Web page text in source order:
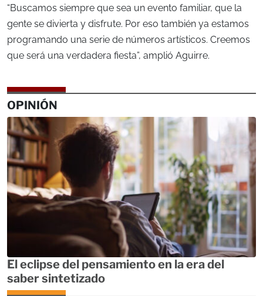
“Buscamos siempre que sea un evento familiar, que la
gente se divierta y disfrute. Por eso también ya estamos
programando una serie de números artísticos. Creemos
que será una verdadera fiesta”, amplió Aguirre.
OPINIÓN
El eclipse del pensamiento en la era del
saber sintetizado